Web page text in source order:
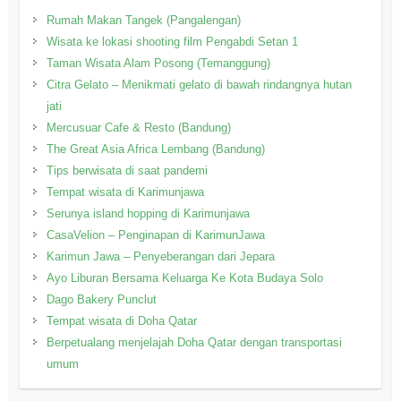
Rumah Makan Tangek (Pangalengan)
Wisata ke lokasi shooting film Pengabdi Setan 1
Taman Wisata Alam Posong (Temanggung)
Citra Gelato – Menikmati gelato di bawah rindangnya hutan
jati
Mercusuar Cafe & Resto (Bandung)
The Great Asia Africa Lembang (Bandung)
Tips berwisata di saat pandemi
Tempat wisata di Karimunjawa
Serunya island hopping di Karimunjawa
CasaVelion – Penginapan di KarimunJawa
Karimun Jawa – Penyeberangan dari Jepara
Ayo Liburan Bersama Keluarga Ke Kota Budaya Solo
Dago Bakery Punclut
Tempat wisata di Doha Qatar
Berpetualang menjelajah Doha Qatar dengan transportasi
umum